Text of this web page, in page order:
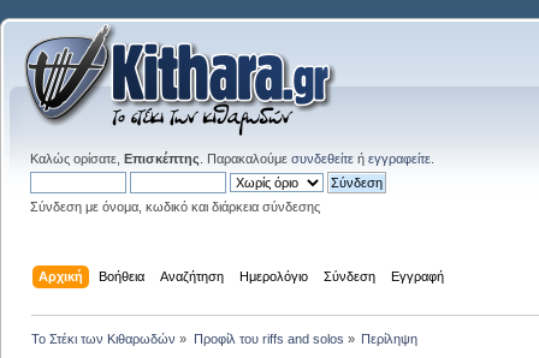
Καλώς ορίσατε, Επισκέπτης . Παρακαλούμε συνδεθείτε ή εγγραφείτε
Σύνδεση με όνομα, κωδικό και διάρκεια σύνδεσης
Αρχική Βοήθεια Αναζήτηση Ημερολόγιο Σύνδεση Εγγραφή
Το Στέκι των Κιθαρωδών » Προφίλ του riffs and solos » Περίληψη